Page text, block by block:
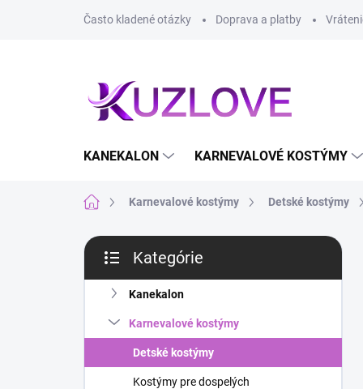
Často kladené otázky Doprava a platby
KANEKALON KARNEVALOVÉ KOSTÝMY
DomovKarnevalové kostýmy Detské kostýmy
B
č
p
n
kategórie
Kategórie
Kanekalon
Karnevalové kostýmy
Detské kostýmy
Kostýmy pre dospelých